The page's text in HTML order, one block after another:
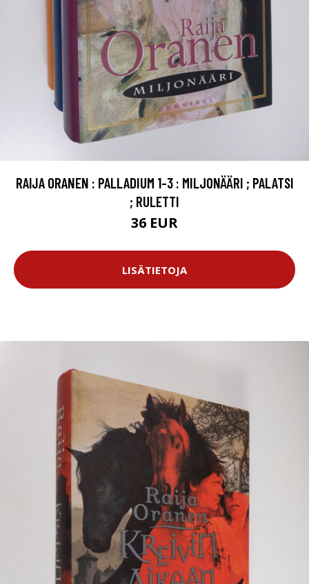
RAIJA ORANEN : PALLADIUM 1-3 : MILJONÄÄRI ; PALATSI
; RULETTI
36 EUR
LISÄTIETOJA